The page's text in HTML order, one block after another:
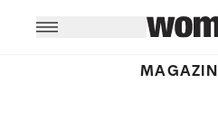
MAGAZIN